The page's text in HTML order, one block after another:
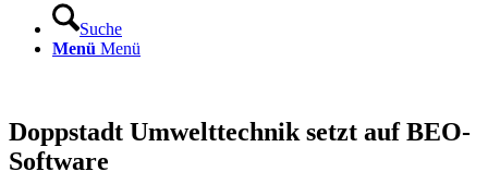
Suche
Menü Menü
Doppstadt Umwelttechnik setzt auf BEO-
Software